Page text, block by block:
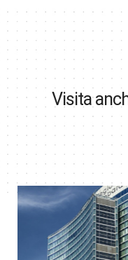
Visita